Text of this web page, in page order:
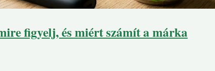
figyelj, és miért számít a márka